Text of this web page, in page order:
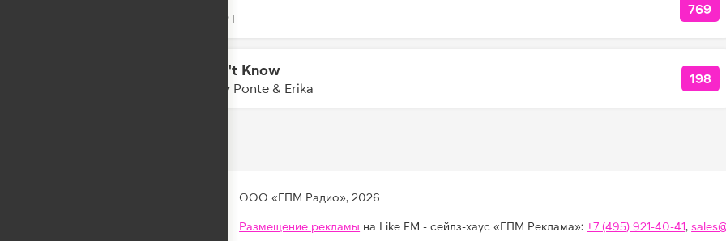
ZIVERT
769
I Don't Know
Gabry Ponte & Erika
198
ООО «ГПМ Радио», 2026
Размещение рекламы на Like FM - сейлз-хаус «ГПМ Реклама»:+7 (495) 921-40-41,